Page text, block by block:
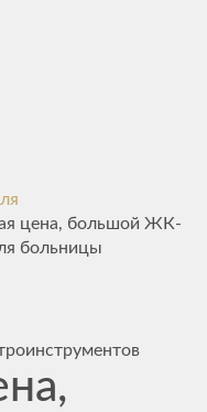
цена, большой ЖК-
больницы